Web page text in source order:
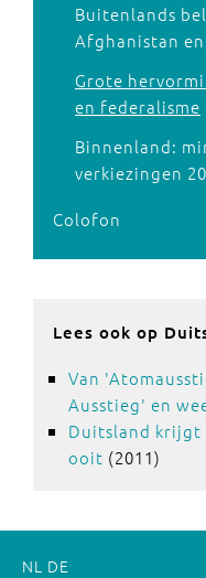
Buitenlands
Afghanistan
Grote
en federalisme
Binnenland:
verkiezingen
Colofon
Lees ook op
Van
Ausstieg' en
Duitsland
ooit (2011)
NL DE